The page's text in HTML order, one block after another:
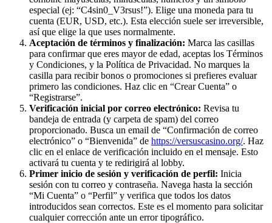
especial (ej: “C4sin0_V3rsus!”). Elige una moneda para tu
cuenta (EUR, USD, etc.). Esta elección suele ser irreversible,
así que elige la que uses normalmente.
Aceptación de términos y finalización: Marca las casillas
para confirmar que eres mayor de edad, aceptas los Términos
y Condiciones, y la Política de Privacidad. No marques la
casilla para recibir bonos o promociones si prefieres evaluar
primero las condiciones. Haz clic en “Crear Cuenta” o
“Registrarse”.
Verificación inicial por correo electrónico: Revisa tu
bandeja de entrada (y carpeta de spam) del correo
proporcionado. Busca un email de “Confirmación de correo
electrónico” o “Bienvenida” de https://versuscasino.org/. Haz
clic en el enlace de verificación incluido en el mensaje. Esto
activará tu cuenta y te redirigirá al lobby.
Primer inicio de sesión y verificación de perfil: Inicia
sesión con tu correo y contraseña. Navega hasta la sección
“Mi Cuenta” o “Perfil” y verifica que todos los datos
introducidos sean correctos. Este es el momento para solicitar
cualquier corrección ante un error tipográfico.